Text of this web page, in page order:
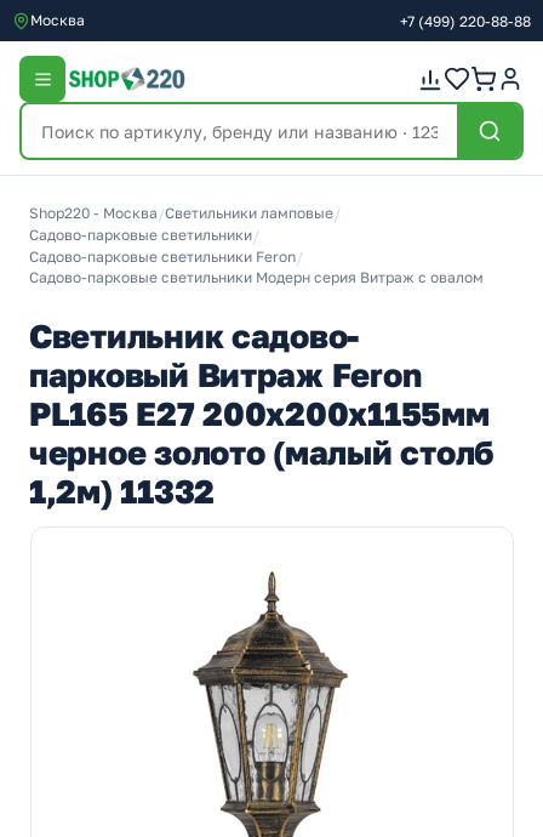
Москва +7 (499) 220-88-88
Shop220 - Москва /Светильники ламповые/
Садово-парковые светильники/
Садово-парковые светильники Feron/
Садово-парковые светильники Модерн серия Витраж с овалом
Светильник садово-
парковый Витраж Feron
PL165 E27 200х200х1155мм
черное золото (малый столб
1,2м) 11332